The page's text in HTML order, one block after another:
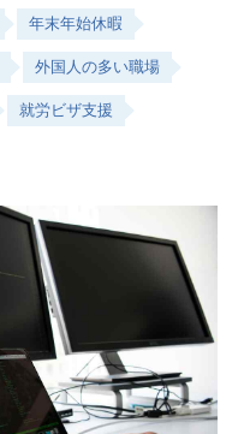
年末年始休暇
外国人の多い職場
就労ビザ支援